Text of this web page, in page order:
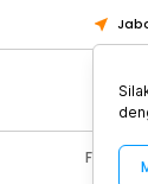
Fashion,